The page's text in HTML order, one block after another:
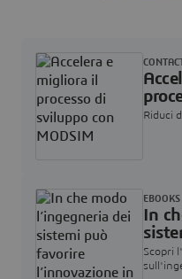
Riduci
In
Scopri
EBOOKS